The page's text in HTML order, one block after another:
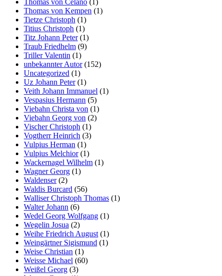
Thomas von Celano (1)
Thomas von Kempen (1)
Tietze Christoph (1)
Titius Christoph (1)
Titz Johann Peter(1)
Traub Friedhelm (9)
Triller Valentin (1)
unbekannter Autor(152)
Uncategorized (1)
Uz Johann Peter(1)
Veith Johann Immanuel (1)
Vespasius Hermann (5)
Viebahn Christa von (1)
Viebahn Georg von (2)
Vischer Christoph (1)
Vogtherr Heinrich (3)
Vulpius Herman (1)
Vulpius Melchior(1)
Wackernagel Wilhelm (1)
Wagner Georg (1)
Waldenser(2)
Waldis Burcard (56)
Walliser Christoph Thomas (1)
Walter Johann (6)
Wedel Georg Wolfgang (1)
Wegelin Josua (2)
Weihe Friedrich August (1)
Weingärtner Sigismund (1)
Weise Christian (1)
Weisse Michael (60)
Weißel Georg (3)